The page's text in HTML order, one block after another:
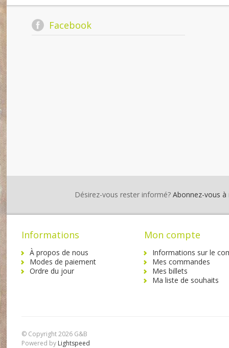
Facebook
Désirez-vous rester informé?Abonnez-vous à
Informations
À propos de nous
Modes de paiement
Ordre du jour
Mon compte
Informations sur le
Mes commandes
Mes billets
Ma liste de souhaits
© Copyright 2026 G&B
Powered by Lightspeed